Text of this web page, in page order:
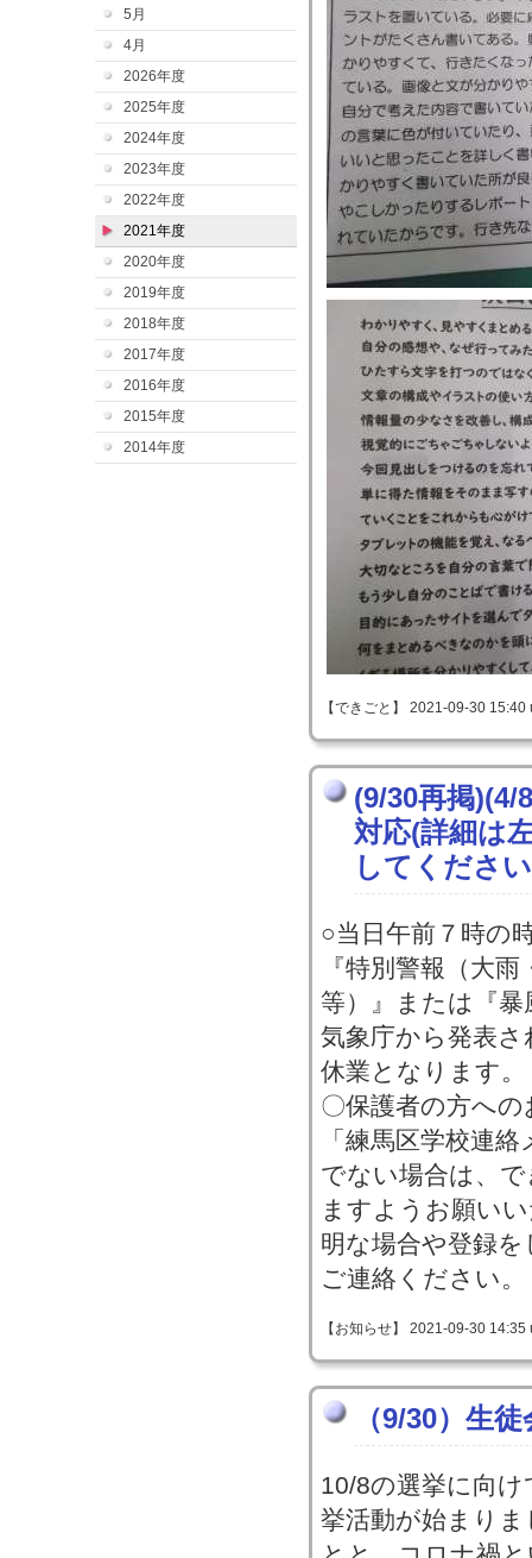
5月
4月
2026年度
2025年度
2024年度
2023年度
2022年度
2021年度
2020年度
2019年度
2018年度
2017年度
2016年度
2015年度
2014年度
【できごと】 2021-09-30
(9/30再掲)(4/
対応(詳細は
してくださ
○当日午前７時の
『特別警報（大
等）』または『暴
気象庁から発表
休業となります。
〇保護者の方への
「練馬区学校連
でない場合は、
ますようお願い
明な場合や登録
ご連絡ください。
【お知らせ】 2021-09-30
（9/30）生
10/8の選挙に向
挙活動が始まり